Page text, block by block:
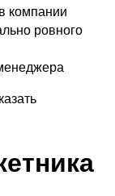
компании
ровного